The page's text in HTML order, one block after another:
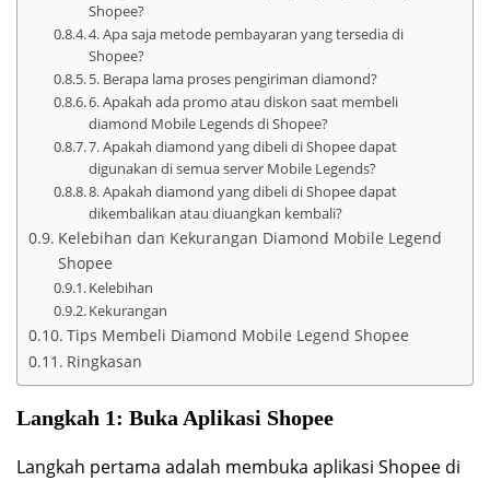
Shopee?
4. Apa saja metode pembayaran yang tersedia di
Shopee?
5. Berapa lama proses pengiriman diamond?
6. Apakah ada promo atau diskon saat membeli
diamond Mobile Legends di Shopee?
7. Apakah diamond yang dibeli di Shopee dapat
digunakan di semua server Mobile Legends?
8. Apakah diamond yang dibeli di Shopee dapat
dikembalikan atau diuangkan kembali?
Kelebihan dan Kekurangan Diamond Mobile Legend
Shopee
Kelebihan
Kekurangan
Tips Membeli Diamond Mobile Legend Shopee
Ringkasan
Langkah 1: Buka Aplikasi Shopee
Langkah pertama adalah membuka aplikasi Shopee di